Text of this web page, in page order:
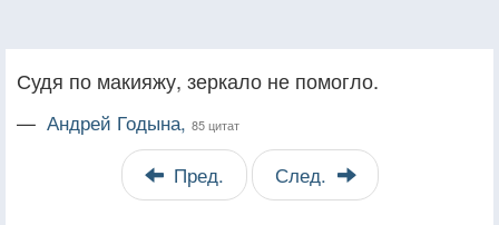
Судя по макияжу, зеркало не помогло.
— Андрей Годына, 85 цитат
Пред. След.